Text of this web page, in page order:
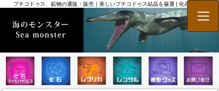
プチコドゥス、鉱物の通販・販売｜美しいプチコドゥス結晶を厳選 | 化石セブン
メ